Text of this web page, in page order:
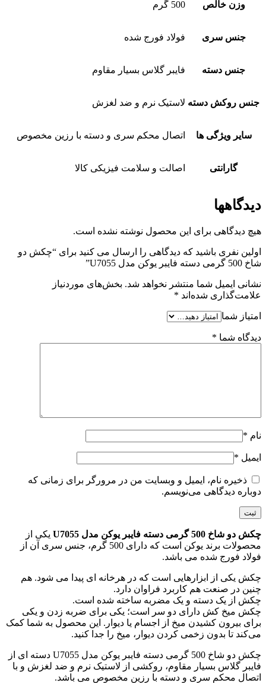
وزن خالص 500 گرم
جنس سری فولاد فورج شده
جنس دسته فایبر گلاس بسیار مقاوم
جنس روکش دسته لاستیک نرم و ضد لغزش
سایر ویژگی ها اتصال محکم سری و دسته با رزین مخصوص
گارانتی اصالت و سلامت فیزیکی کالا
دیدگاهها
هیچ دیدگاهی برای این محصول نوشته نشده است.
اولین نفری باشید که دیدگاهی را ارسال می کنید برای “چکش دو
شاخ 500 گرمی دسته فایبر یوکن مدل U7055”
نشانی ایمیل شما منتشر نخواهد شد. بخش‌های موردنیاز
علامت‌گذاری شده‌اند *
امتیاز شما
دیدگاه شما *
نام *
ایمیل *
ذخیره نام، ایمیل و وبسایت من در مرورگر برای زمانی که
دوباره دیدگاهی می‌نویسم.
چکش دو شاخ 500 گرمی دسته فایبر یوکن مدل U7055
یکی از
محصولات برند یوکن است که دارای 500 گرم، جنس سری آن از
فولاد فورج شده می باشد.
چکش یکی از ابزارهایی است که در هرخانه ای پیدا می شود. هم
چنین در صنعت هم کاربرد فراوان دارد.
چکش از یک دسته و یک مضربه ساخته شده است.
چکش میخ کش دارای دو سر است؛ یکی برای ضربه زدن و یکی
برای بیرون کشیدن میخ از اجسام یا دیوار. این محصول به شما کمک
می‌کند تا بدون زخمی کردن دیوار، میخ را جدا کنید.
چکش دو شاخ 500 گرمی دسته فایبر یوکن مدل U7055 دسته ای از
فایبر گلاس بسیار مقاوم، روکشی از لاستیک نرم و ضد لغزش و با
اتصال محکم سری و دسته با رزین مخصوص می باشد.